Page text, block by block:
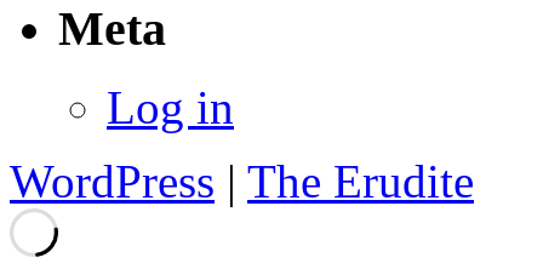
Meta
Log in
WordPress | The Erudite